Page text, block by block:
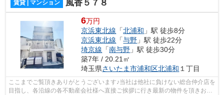
賃貸 | マンション 風香５７８
6万円
京浜東北線 「北浦和 」駅 徒歩8分
京浜東北線 「与野 」駅 徒歩22分
埼京線 「南与野 」駅 徒歩30分
築7年 / 20.21㎡
埼玉県さいたま市浦和区北浦和 １丁目
ここまでご覧頂きありがとうございます♪当社は他社に負けない総合仲介店を
目指し、各沿線の各不動産会社様へ直接ご挨拶に行き最新の物件を頂きお客